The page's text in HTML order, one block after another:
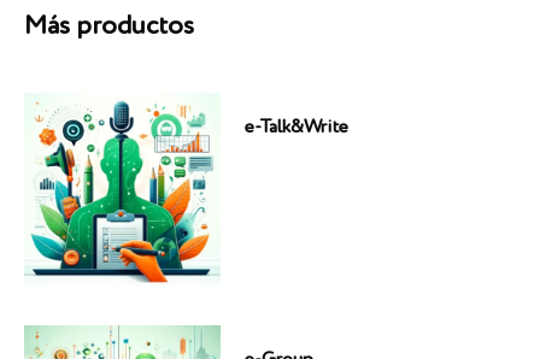
Más productos
e-Talk&Write